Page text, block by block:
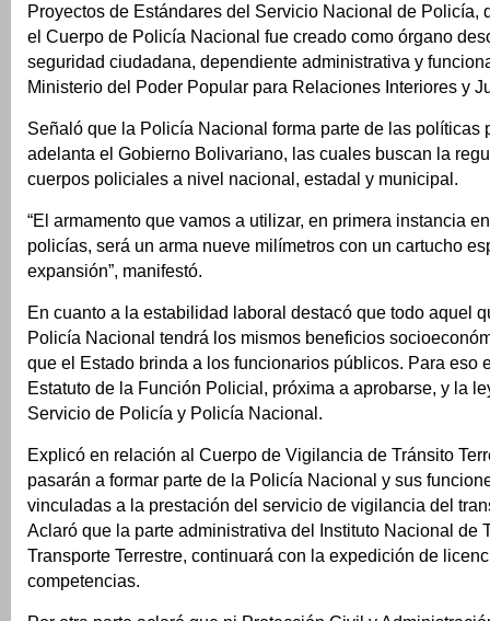
Proyectos de Estándares del Servicio Nacional de Policía,
el Cuerpo de Policía Nacional fue creado como órgano
seguridad ciudadana, dependiente administrativa y
Ministerio del Poder Popular para Relaciones Interiores y
Señaló que la Policía Nacional forma parte de las políticas
adelanta el Gobierno Bolivariano, las cuales buscan la
cuerpos policiales a nivel nacional, estadal y municipal.
“El armamento que vamos a utilizar, en primera instancia
policías, será un arma nueve milímetros con un cartucho
expansión”, manifestó.
En cuanto a la estabilidad laboral destacó que todo aquel
Policía Nacional tendrá los mismos beneficios
que el Estado brinda a los funcionarios públicos. Para eso
Estatuto de la Función Policial, próxima a aprobarse, y la
Servicio de Policía y Policía Nacional.
Explicó en relación al Cuerpo de Vigilancia de Tránsito
pasarán a formar parte de la Policía Nacional y sus
vinculadas a la prestación del servicio de vigilancia del
Aclaró que la parte administrativa del Instituto Nacional de
Transporte Terrestre, continuará con la expedición de
competencias.